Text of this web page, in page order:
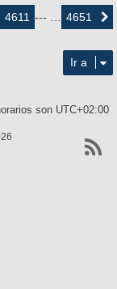
4611 --- … 4651
Ir a
son UTC+02:00